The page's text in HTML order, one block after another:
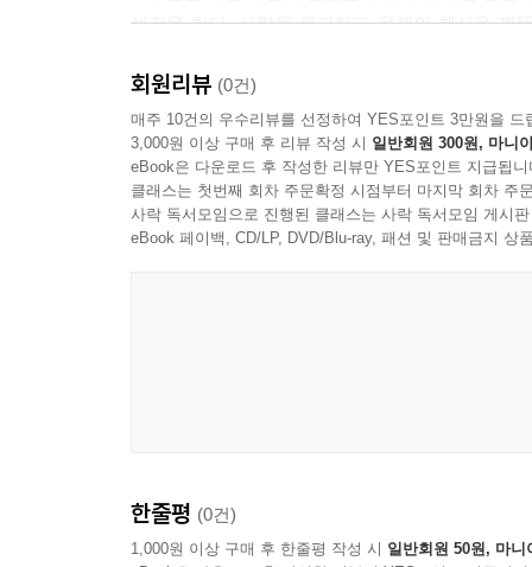
생각을 한다. 사람을 평가하고 문제의 핵심을 꿰
높여줄 것이다.
한근태 (한스컨설팅 대표, 서울과학종합대학원 교
회원리뷰 (0건)
매주 10건의 우수리뷰를 선정하여 YES포인트 3만원을 드
3,000원 이상 구매 후 리뷰 작성 시 일반회원 300원, 마니
eBook은 다운로드 후 작성한 리뷰만 YES포인트 지급됩니
클래스는 첫번째 회차 주문확정 시점부터 마지막 회차 주
사락 독서모임으로 진행된 클래스는 사락 독서모임 게시
eBook 페이백, CD/LP, DVD/Blu-ray, 패션 및 판매금지 상
한줄평 (0건)
1,000원 이상 구매 후 한줄평 작성 시 일반회원 50원, 마니